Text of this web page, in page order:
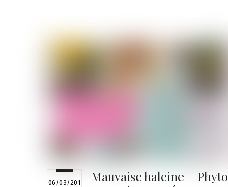
06/03/201
Mauvaise haleine – Phyto